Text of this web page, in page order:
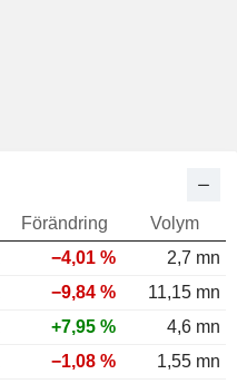
Förändring
Volym
−4,01 %
2,7 mn
−9,84 %
11,15 mn
+7,95 %
4,6 mn
−1,08 %
1,55 mn